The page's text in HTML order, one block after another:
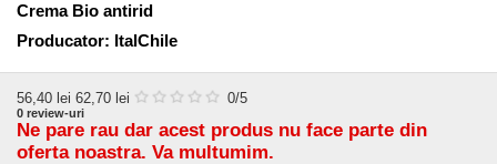
Crema Bio antirid
Producator: ItalChile
56,40 lei 62,70 lei 0/5
0 review-uri
Ne pare rau dar acest produs nu face parte din
oferta noastra. Va multumim.